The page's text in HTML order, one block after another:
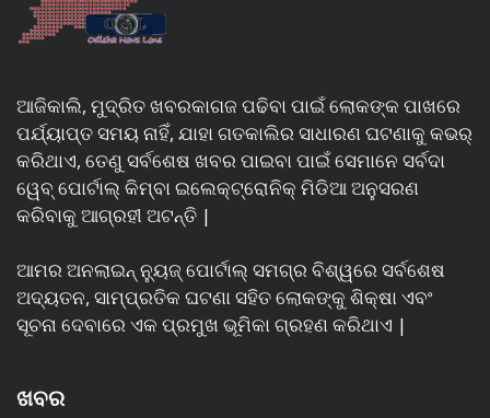
ଆଜିକାଲି, ମୁଦ୍ରିତ ଖବରକାଗଜ ପଢିବା ପାଇଁ ଲୋକଙ୍କ ପାଖରେ
ପର୍ଯ୍ୟାପ୍ତ ସମୟ ନାହିଁ, ଯାହା ଗତକାଲିର ସାଧାରଣ ଘଟଣାକୁ କଭର୍
କରିଥାଏ, ତେଣୁ ସର୍ବଶେଷ ଖବର ପାଇବା ପାଇଁ ସେମାନେ ସର୍ବଦା
ୱେବ୍ ପୋର୍ଟାଲ୍ କିମ୍ବା ଇଲେକ୍ଟ୍ରୋନିକ୍ ମିଡିଆ ଅନୁସରଣ
କରିବାକୁ ଆଗ୍ରହୀ ଅଟନ୍ତି |
ଆମର ଅନଲାଇନ୍ ନ୍ୟୁଜ୍ ପୋର୍ଟାଲ୍ ସମଗ୍ର ବିଶ୍ୱରେ ସର୍ବଶେଷ
ଅଦ୍ୟତନ, ସାମ୍ପ୍ରତିକ ଘଟଣା ସହିତ ଲୋକଙ୍କୁ ଶିକ୍ଷା ଏବଂ
ସୂଚନା ଦେବାରେ ଏକ ପ୍ରମୁଖ ଭୂମିକା ଗ୍ରହଣ କରିଥାଏ |
ଖବର